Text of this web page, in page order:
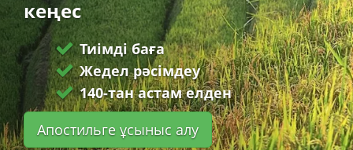
кеңес
Тиімді баға
Жедел рәсімдеу
140-тан астам елден
Апостильге ұсыныс алу